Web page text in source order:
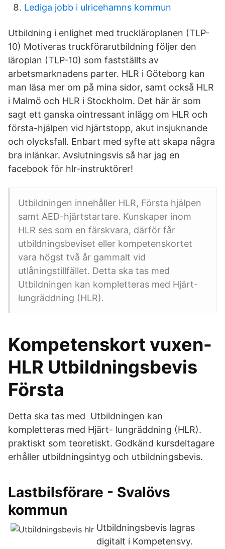
Lediga jobb i ulricehamns kommun
Utbildning i enlighet med truckläroplanen (TLP-
10) Motiveras truckförarutbildning följer den
läroplan (TLP-10) som fastställts av
arbetsmarknadens parter. HLR i Göteborg kan
man läsa mer om på mina sidor, samt också HLR
i Malmö och HLR i Stockholm. Det här är som
sagt ett ganska ointressant inlägg om HLR och
första-hjälpen vid hjärtstopp, akut insjuknande
och olycksfall. Enbart med syfte att skapa några
bra inlänkar. Avslutningsvis så har jag en
facebook för hlr-instruktörer!
Utbildningen innehåller HLR, Första hjälpen
samt AED-hjärtstartare. Kunskaper inom
HLR ses som en färskvara, därför får
utbildningsbeviset eller kompetenskortet
vara högst två år gammalt vid
utlåningstillfället. Detta ska tas med
Utbildningen kan kompletteras med Hjärt-
lungräddning (HLR).
Kompetenskort vuxen-
HLR Utbildningsbevis
Första
Detta ska tas med Utbildningen kan
kompletteras med Hjärt- lungräddning (HLR).
praktiskt som teoretiskt. Godkänd kursdeltagare
erhåller utbildningsintyg och utbildningsbevis.
Lastbilsförare - Svalövs
kommun
Utbildningsbevis lagras
digitalt i Kompetensvy.